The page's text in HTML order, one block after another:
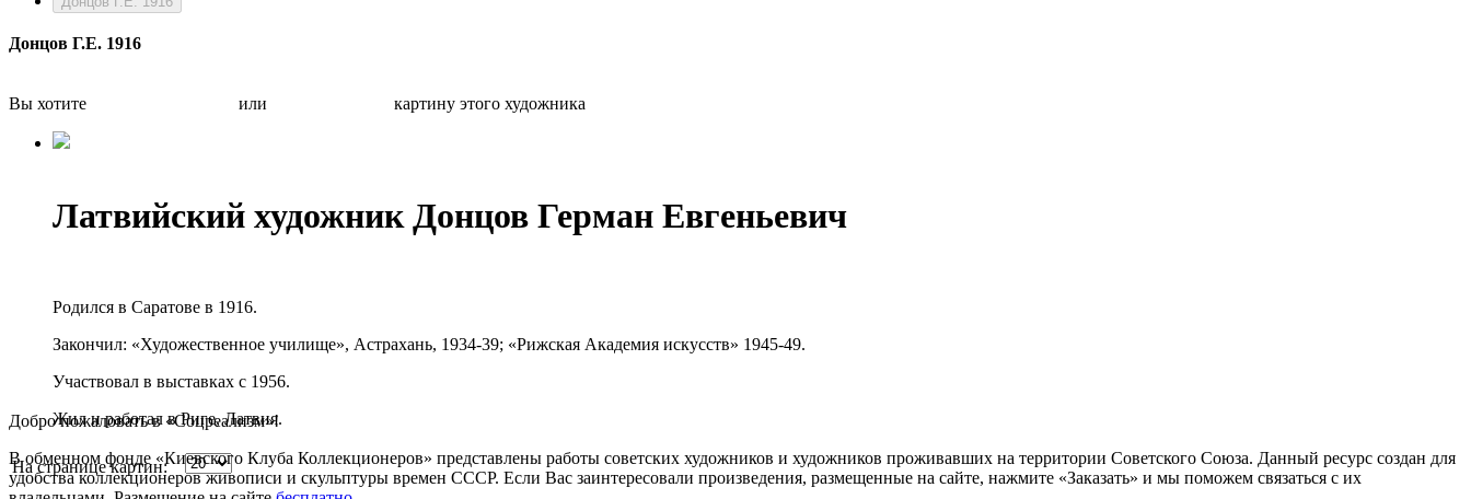
Донцов Г.Е. 1916
Вы хотите или картину этого художника
Латвийский художник Донцов Герман Евгеньевич
Родился в Саратове в 1916.
Закончил: «Художественное училище», Астрахань, 1934-39; «Рижская Академия искусств» 1945-49.
Участвовал в выставках с 1956.
Жил и работал в Риге, Латвия.
На странице картин:
Добро пожаловать в «Соцреализм»!
В обменном фонде «Киевского Клуба Коллекционеров» представлены работы советских художников и художников проживавших на территории Советского Союза. Данный ресурс создан для
удобства коллекционеров живописи и скульптуры времен СССР. Если Вас заинтересовали произведения, размещенные на сайте, нажмите «Заказать» и мы поможем связаться с их